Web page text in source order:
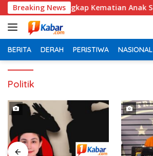
Langsung
ke
konten
Breaking News
Ungkap Kematian Anak Saya”
BERITA DERAH PERISTIWA NASIONAL
Politik